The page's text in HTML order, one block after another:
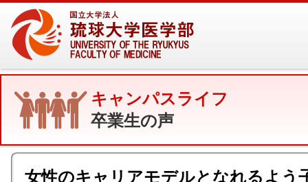
キャンパスライフ
卒業生の声
女性のキャリアモデルとなれるよう